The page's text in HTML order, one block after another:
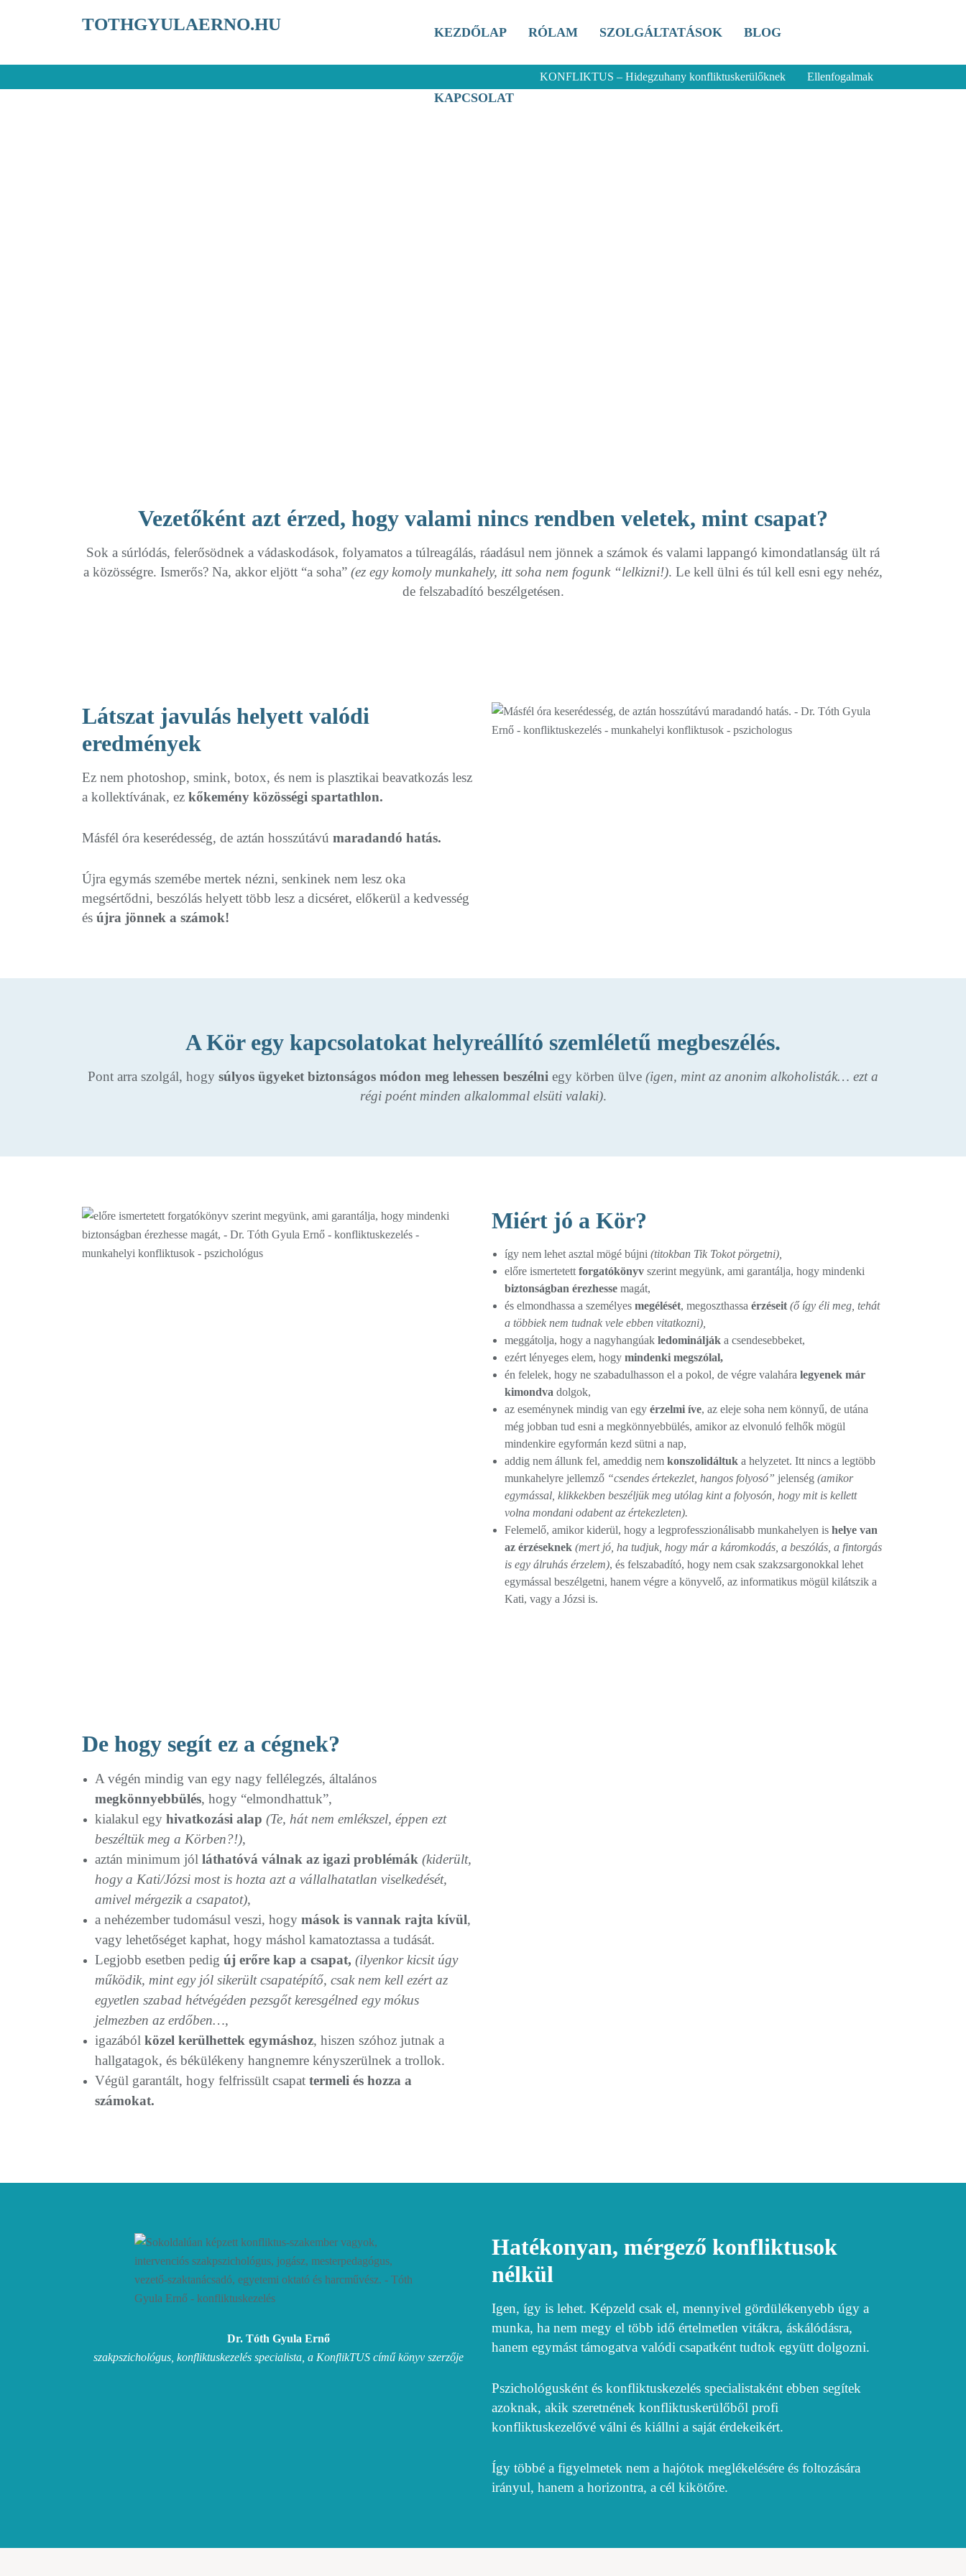
TOTHGYULAERNO.HU KEZDŐLAP RÓLAM SZOLGÁLTATÁSOK BLOG
KAPCSOLAT
KONFLIKTUS – Hidegzuhany konfliktuskerülőknek Ellenfogalmak
Vezetőként azt érzed, hogy valami nincs rendben veletek, mint csapat?
Sok a súrlódás, felerősödnek a vádaskodások, folyamatos a túlreagálás, ráadásul nem jönnek a számok és valami lappangó kimondatlanság ült rá
a közösségre. Ismerős? Na, akkor eljött “a soha” (ez egy komoly munkahely, itt soha nem fogunk “lelkizni!). Le kell ülni és túl kell esni egy nehéz,
de felszabadító beszélgetésen.
Látszat javulás helyett valódi
eredmények
Ez nem photoshop, smink, botox, és nem is plasztikai beavatkozás lesz
a kollektívának, ez kőkemény közösségi spartathlon.
Másfél óra keserédesség, de aztán hosszútávú maradandó hatás.
Újra egymás szemébe mertek nézni, senkinek nem lesz oka
megsértődni, beszólás helyett több lesz a dicséret, előkerül a kedvesség
és újra jönnek a számok!
A Kör egy kapcsolatokat helyreállító szemléletű megbeszélés.
Pont arra szolgál, hogy súlyos ügyeket biztonságos módon meg lehessen beszélni egy körben ülve (igen, mint az anonim alkoholisták… ezt a
régi poént minden alkalommal elsüti valaki).
Miért jó a Kör?
így nem lehet asztal mögé bújni (titokban Tik Tokot pörgetni),
előre ismertetett forgatókönyv szerint megyünk, ami garantálja, hogy mindenki
biztonságban érezhesse magát,
és elmondhassa a személyes megélését, megoszthassa érzéseit (ő így éli meg, tehát
a többiek nem tudnak vele ebben vitatkozni),
meggátolja, hogy a nagyhangúak ledominálják a csendesebbeket,
ezért lényeges elem, hogy mindenki megszólal,
én felelek, hogy ne szabadulhasson el a pokol, de végre valahára legyenek már
kimondva dolgok,
az eseménynek mindig van egy érzelmi íve, az eleje soha nem könnyű, de utána
még jobban tud esni a megkönnyebbülés, amikor az elvonuló felhők mögül
mindenkire egyformán kezd sütni a nap,
addig nem állunk fel, ameddig nem konszolidáltuk a helyzetet. Itt nincs a legtöbb
munkahelyre jellemző “csendes értekezlet, hangos folyosó” jelenség (amikor
egymással, klikkekben beszéljük meg utólag kint a folyosón, hogy mit is kellett
volna mondani odabent az értekezleten).
Felemelő, amikor kiderül, hogy a legprofesszionálisabb munkahelyen is helye van
az érzéseknek (mert jó, ha tudjuk, hogy már a káromkodás, a beszólás, a fintorgás
is egy álruhás érzelem), és felszabadító, hogy nem csak szakzsargonokkal lehet
egymással beszélgetni, hanem végre a könyvelő, az informatikus mögül kilátszik a
Kati, vagy a Józsi is.
De hogy segít ez a cégnek?
A végén mindig van egy nagy fellélegzés, általános
megkönnyebbülés, hogy “elmondhattuk”,
kialakul egy hivatkozási alap (Te, hát nem emlékszel, éppen ezt
beszéltük meg a Körben?!),
aztán minimum jól láthatóvá válnak az igazi problémák (kiderült,
hogy a Kati/Józsi most is hozta azt a vállalhatatlan viselkedését,
amivel mérgezik a csapatot),
a nehézember tudomásul veszi, hogy mások is vannak rajta kívül,
vagy lehetőséget kaphat, hogy máshol kamatoztassa a tudását.
Legjobb esetben pedig új erőre kap a csapat, (ilyenkor kicsit úgy
működik, mint egy jól sikerült csapatépítő, csak nem kell ezért az
egyetlen szabad hétvégéden pezsgőt keresgélned egy mókus
jelmezben az erdőben…,
igazából közel kerülhettek egymáshoz, hiszen szóhoz jutnak a
hallgatagok, és békülékeny hangnemre kényszerülnek a trollok.
Végül garantált, hogy felfrissült csapat termeli és hozza a
számokat.
Dr. Tóth Gyula Ernő
szakpszichológus, konfliktuskezelés specialista, a KonflikTUS című könyv szerzője
Hatékonyan, mérgező konfliktusok
nélkül
Igen, így is lehet. Képzeld csak el, mennyivel gördülékenyebb úgy a
munka, ha nem megy el több idő értelmetlen vitákra, áskálódásra,
hanem egymást támogatva valódi csapatként tudtok együtt dolgozni.
Pszichológusként és konfliktuskezelés specialistaként ebben segítek
azoknak, akik szeretnének konfliktuskerülőből profi
konfliktuskezelővé válni és kiállni a saját érdekeikért.
Így többé a figyelmetek nem a hajótok meglékelésére és foltozására
irányul, hanem a horizontra, a cél kikötőre.